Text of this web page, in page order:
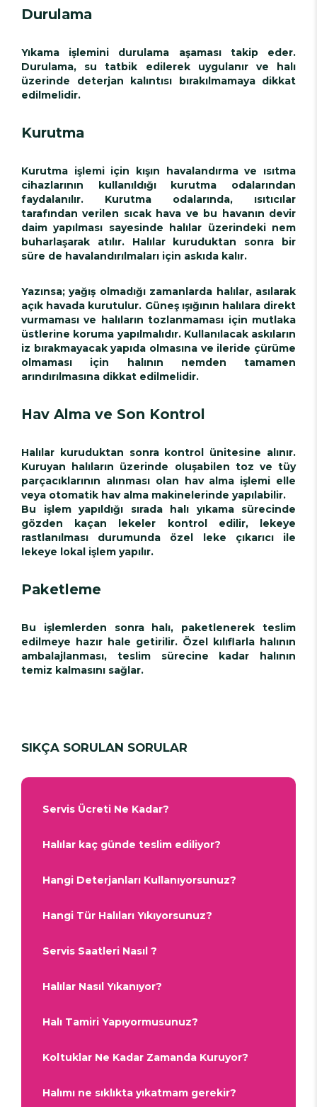
Durulama
Yıkama işlemini durulama aşaması takip eder.
Durulama, su tatbik edilerek uygulanır ve halı
üzerinde deterjan kalıntısı bırakılmamaya dikkat
edilmelidir.
Kurutma
Kurutma işlemi için kışın havalandırma ve ısıtma
cihazlarının kullanıldığı kurutma odalarından
faydalanılır. Kurutma odalarında, ısıtıcılar
tarafından verilen sıcak hava ve bu havanın devir
daim yapılması sayesinde halılar üzerindeki nem
buharlaşarak atılır. Halılar kuruduktan sonra bir
süre de havalandırılmaları için askıda kalır.
Yazınsa; yağış olmadığı zamanlarda halılar, asılarak
açık havada kurutulur. Güneş ışığının halılara direkt
vurmaması ve halıların tozlanmaması için mutlaka
üstlerine koruma yapılmalıdır. Kullanılacak askıların
iz bırakmayacak yapıda olmasına ve ileride çürüme
olmaması için halının nemden tamamen
arındırılmasına dikkat edilmelidir.
Hav Alma ve Son Kontrol
Halılar kuruduktan sonra kontrol ünitesine alınır.
Kuruyan halıların üzerinde oluşabilen toz ve tüy
parçacıklarının alınması olan hav alma işlemi elle
veya otomatik hav alma makinelerinde yapılabilir.
Bu işlem yapıldığı sırada halı yıkama sürecinde
gözden kaçan lekeler kontrol edilir, lekeye
rastlanılması durumunda özel leke çıkarıcı ile
lekeye lokal işlem yapılır.
Paketleme
Bu işlemlerden sonra halı, paketlenerek teslim
edilmeye hazır hale getirilir. Özel kılıflarla halının
ambalajlanması, teslim sürecine kadar halının
temiz kalmasını sağlar.
SIKÇA SORULAN SORULAR
Servis Ücreti Ne Kadar?
Halılar kaç günde teslim ediliyor?
Hangi Deterjanları Kullanıyorsunuz?
Hangi Tür Halıları Yıkıyorsunuz?
Servis Saatleri Nasıl ?
Halılar Nasıl Yıkanıyor?
Halı Tamiri Yapıyormusunuz?
Koltuklar Ne Kadar Zamanda Kuruyor?
Halımı ne sıklıkta yıkatmam gerekir?